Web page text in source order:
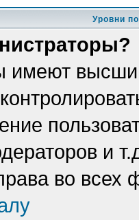
Уровни
имеют
и
во всех